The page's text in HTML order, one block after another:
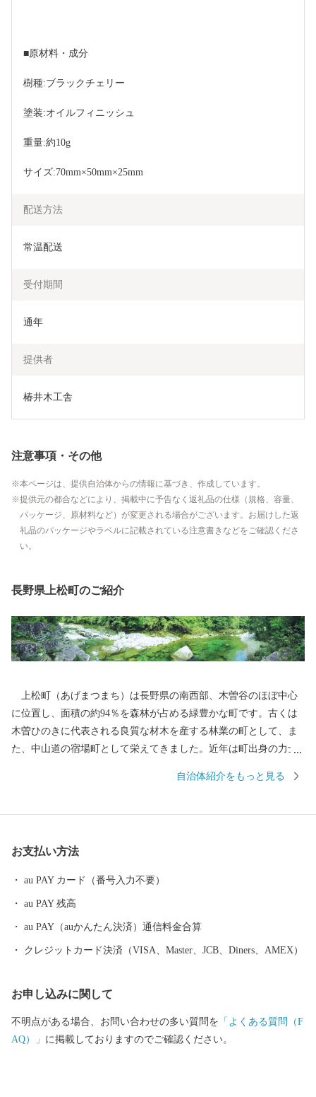
■原材料・成分
樹種:ブラックチェリー
塗装:オイルフィニッシュ
重量:約10g
サイズ:70mm×50mm×25mm
配送方法
常温配送
受付期間
通年
提供者
椿井木工舎
注意事項・その他
本ページは、提供自治体からの情報に基づき、作成しています。
提供元の都合などにより、掲載中に予告なく返礼品の仕様（規格、容量、
パッケージ、原材料など）が変更される場合がございます。お届けした返
礼品のパッケージやラベルに記載されている注意書きなどをご確認くださ
い。
長野県上松町のご紹介
上松町（あげまつまち）は長野県の南西部、木曽谷のほぼ中心
に位置し、面積の約94％を森林が占める緑豊かな町です。古くは
木曽ひのきに代表される良質な材木を産する林業の町として、ま
た、中山道の宿場町として栄えてきました。近年は町出身の力士
賞を授与されるなど、新たな盛り上がりを見せています。 町内
くの観光客でにぎわいます。また、かつて木材搬出に使われ、最
きをはじめとする材木が有名ですが、最近は健康志向の高まりか
ら、町内で栽培される「えごま」を加工したえごま油が注目を集
めています。また、町内各所に複数の木工作家が工房を構えてお
がいます。
自治体紹介をもっと見る
お支払い方法
au PAY カード（番号入力不要）
au PAY 残高
au PAY（auかんたん決済）通信料金合算
クレジットカード決済（VISA、Master、JCB、Diners、AMEX）
お申し込みに関して
不明点がある場合、お問い合わせの多い質問を 「よくある質問（F
AQ）」 に掲載しておりますのでご確認ください。